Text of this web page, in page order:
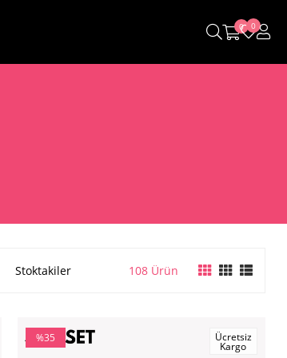
0 0
Stoktakiler 108 Ürün
%35
Ücretsiz
Kargo